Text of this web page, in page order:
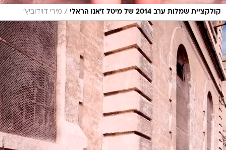
קולקציית שמלות ערב 2014 של מיטל ז'אנו הראלי / מירי דוידוביץ'